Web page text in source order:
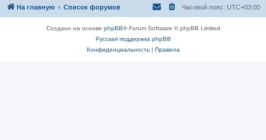
На главную Список форумов Часовой пояс: UTC+03:00
Создано на основе phpBB® Forum Software © phpBB Limited
Русская поддержка phpBB
Конфиденциальность| Правила